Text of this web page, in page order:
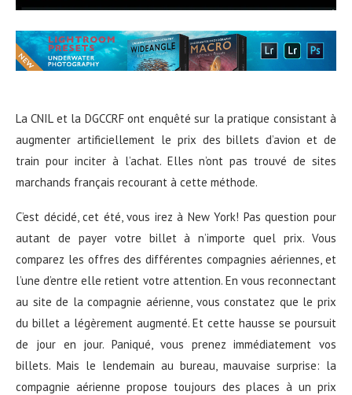
La CNIL et la DGCCRF ont enquêté sur la pratique consistant à
augmenter artificiellement le prix des billets d’avion et de
train pour inciter à l’achat. Elles n’ont pas trouvé de sites
marchands français recourant à cette méthode.
C’est décidé, cet été, vous irez à New York! Pas question pour
autant de payer votre billet à n’importe quel prix. Vous
comparez les offres des différentes compagnies aériennes, et
l’une d’entre elle retient votre attention. En vous reconnectant
au site de la compagnie aérienne, vous constatez que le prix
du billet a légèrement augmenté. Et cette hausse se poursuit
de jour en jour. Paniqué, vous prenez immédiatement vos
billets. Mais le lendemain au bureau, mauvaise surprise: la
compagnie aérienne propose toujours des places à un prix